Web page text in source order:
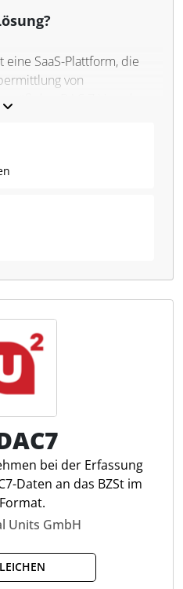
eine SaaS-Plattform, die
von
über die DIP-
bietet die Lösung
bevor diese an die
die
und
, Transaktions- und
Die Software konsolidiert
Fehler zurück.
von einer effizienten und
bei der Erfassung
Daten an das BZSt im
Units GmbH